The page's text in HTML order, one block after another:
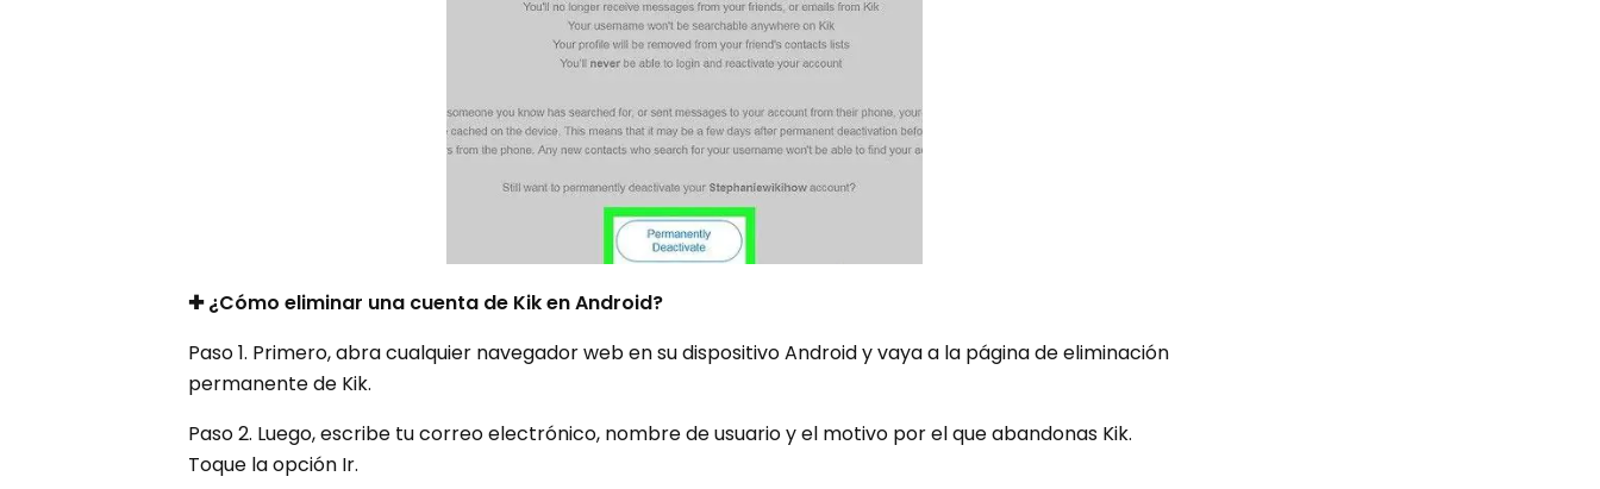
✚ ¿Cómo eliminar una cuenta de Kik en Android?
Paso 1. Primero, abra cualquier navegador web en su dispositivo Android y vaya a la página de eliminación
permanente de Kik.
Paso 2. Luego, escribe tu correo electrónico, nombre de usuario y el motivo por el que abandonas Kik.
Toque la opción Ir.